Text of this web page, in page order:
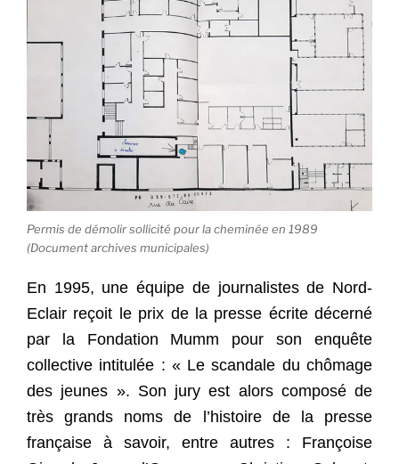
Permis de démolir sollicité pour la cheminée en 1989
(Document archives municipales)
En 1995, une équipe de journalistes de Nord-
Eclair reçoit le prix de la presse écrite décerné
par la Fondation Mumm pour son enquête
collective intitulée : « Le scandale du chômage
des jeunes ». Son jury est alors composé de
très grands noms de l’histoire de la presse
française à savoir, entre autres : Françoise